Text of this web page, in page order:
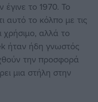
το 1970. Το
αυτό το κόλπο με τις
αλλά το
ήταν ήδη γνωστός
την προσφορά
μια στήλη στην